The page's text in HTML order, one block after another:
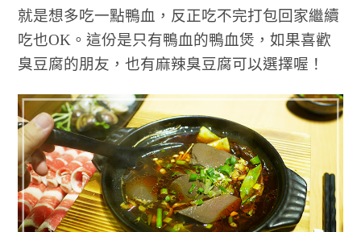
就是想多吃一點鴨血，反正吃不完打包回家繼續
吃也OK。這份是只有鴨血的鴨血煲，如果喜歡
臭豆腐的朋友，也有麻辣臭豆腐可以選擇喔！